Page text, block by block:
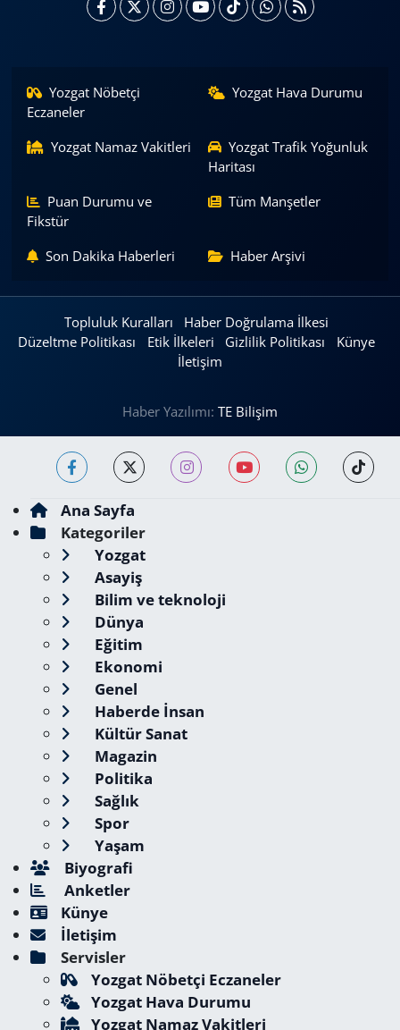
Yozgat Nöbetçi
Eczaneler
Yozgat Hava Durumu
Yozgat Namaz Vakitleri
Yozgat Trafik Yoğunluk
Haritası
Puan Durumu ve
Fikstür
Tüm Manşetler
Son Dakika Haberleri Haber Arşivi
Topluluk Kuralları
Haber Doğrulama İlkesi
Düzeltme Politikası
Etik İlkeleri Gizlilik Politikası
Künye
İletişim
Haber Yazılımı: TE Bilişim
Ana Sayfa
Kategoriler
Yozgat
Asayiş
Bilim ve teknoloji
Dünya
Eğitim
Ekonomi
Genel
Haberde İnsan
Kültür Sanat
Magazin
Politika
Sağlık
Spor
Yaşam
Biyografi
Anketler
Künye
İletişim
Servisler
Yozgat Nöbetçi Eczaneler
Yozgat Hava Durumu
Yozgat Namaz Vakitleri